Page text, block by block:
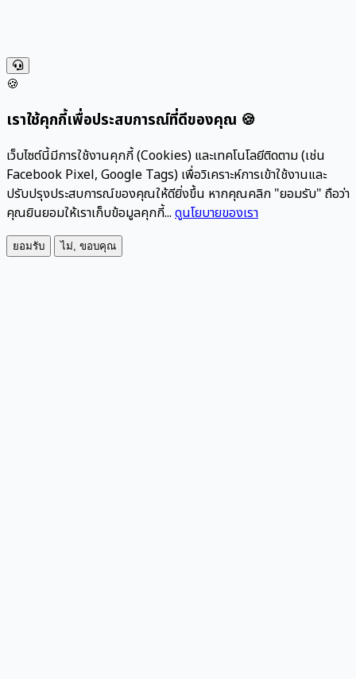
🍪
เราใช้คุกกี้เพื่อประสบการณ์ที่ดีของคุณ 🍪
เว็บไซต์นี้มีการใช้งานคุกกี้ (Cookies) และเทคโนโลยีติดตาม (เช่น
Facebook Pixel, Google Tags) เพื่อวิเคราะห์การเข้าใช้งานและ
ปรับปรุงประสบการณ์ของคุณให้ดียิ่งขึ้น หากคุณคลิก "ยอมรับ" ถือว่า
คุณยินยอมให้เราเก็บข้อมูลคุกกี้... ดูนโยบายของเรา
ยอมรับ ไม่, ขอบคุณ